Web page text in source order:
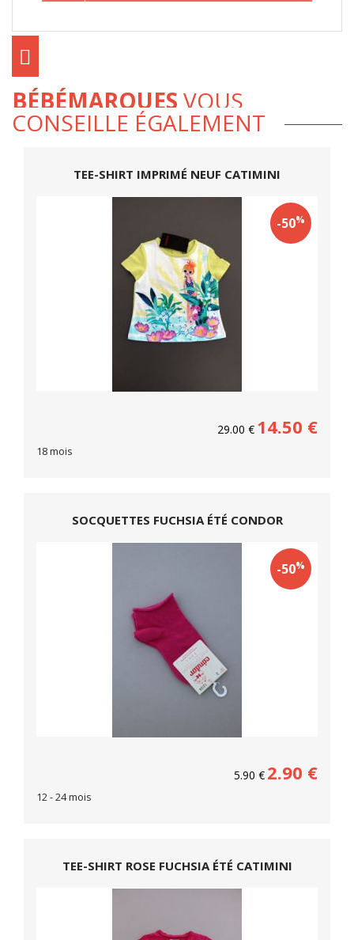
BÉBÉMARQUES VOUS
CONSEILLE ÉGALEMENT
TEE-SHIRT IMPRIMÉ NEUF CATIMINI
-50%
29.00 € 14.50 €
18 mois
SOCQUETTES FUCHSIA ÉTÉ CONDOR
-50%
5.90 € 2.90 €
12 - 24 mois
TEE-SHIRT ROSE FUCHSIA ÉTÉ CATIMINI